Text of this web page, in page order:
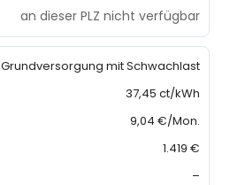
an dieser PLZ nicht verfügbar
Grundversorgung mit Schwachlast
37,45 ct/kWh
9,04 €/Mon.
1.419 €
–